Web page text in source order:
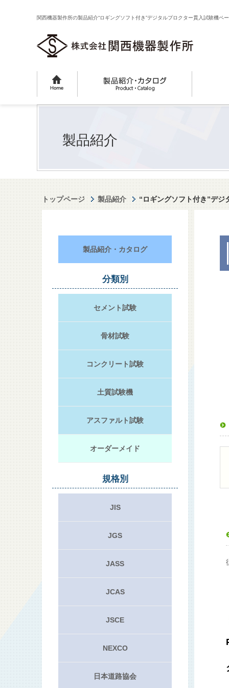
関西機器製作所の製品紹介“ロギングソフト付き”デジタルプロクター貫入試験機ペ
製品紹介
トップページ 製品紹介 “ロギングソフト付き”デジ
製品紹介・カタログ
分類別
セメント試験
骨材試験
コンクリート試験
土質試験機
アスファルト試験
オーダーメイド
規格別
JIS
JGS
JASS
JCAS
JSCE
NEXCO
日本道路協会